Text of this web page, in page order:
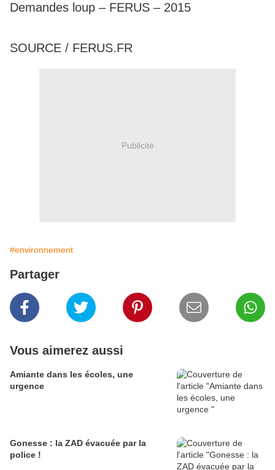
Demandes loup – FERUS – 2015
SOURCE / FERUS.FR
Publicité
#environnement
Partager
Vous aimerez aussi
Amiante dans les écoles, une
urgence
Gonesse : la ZAD évacuée par la
police !